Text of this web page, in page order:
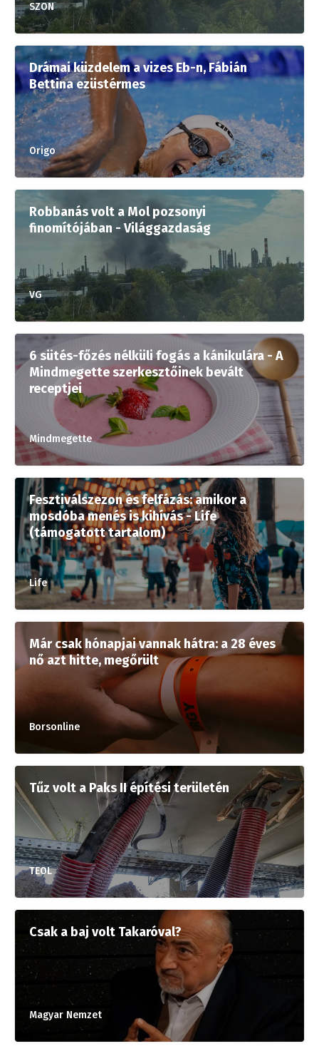
SZON
Drámai küzdelem a vizes Eb-n, Fábián
Bettina ezüstérmes
Origo
Robbanás volt a Mol pozsonyi
finomítójában - Világgazdaság
VG
6 sütés-főzés nélküli fogás a kánikulára - A
Mindmegette szerkesztőinek bevált
receptjei
Mindmegette
Fesztiválszezon és felfázás: amikor a
mosdóba menés is kihívás - Life
(támogatott tartalom)
Life
Már csak hónapjai vannak hátra: a 28 éves
nő azt hitte, megőrült
Borsonline
Tűz volt a Paks II építési területén
TEOL
Csak a baj volt Takaróval?
Magyar Nemzet